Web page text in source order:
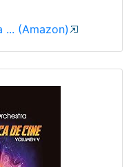
... (Amazon)